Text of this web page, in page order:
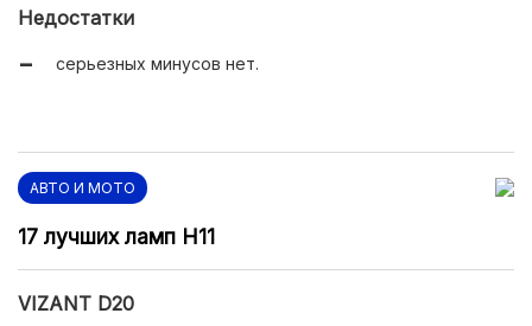
Недостатки
серьезных минусов нет.
АВТО И МОТО
17 лучших ламп H11
VIZANT D20